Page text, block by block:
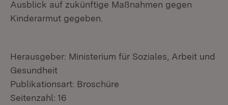
Ausblick auf zukünftige Maßnahmen gegen
Kinderarmut gegeben.
Herausgeber: Ministerium für Soziales, Arbeit und
Gesundheit
Publikationsart: Broschüre
Seitenzahl: 16